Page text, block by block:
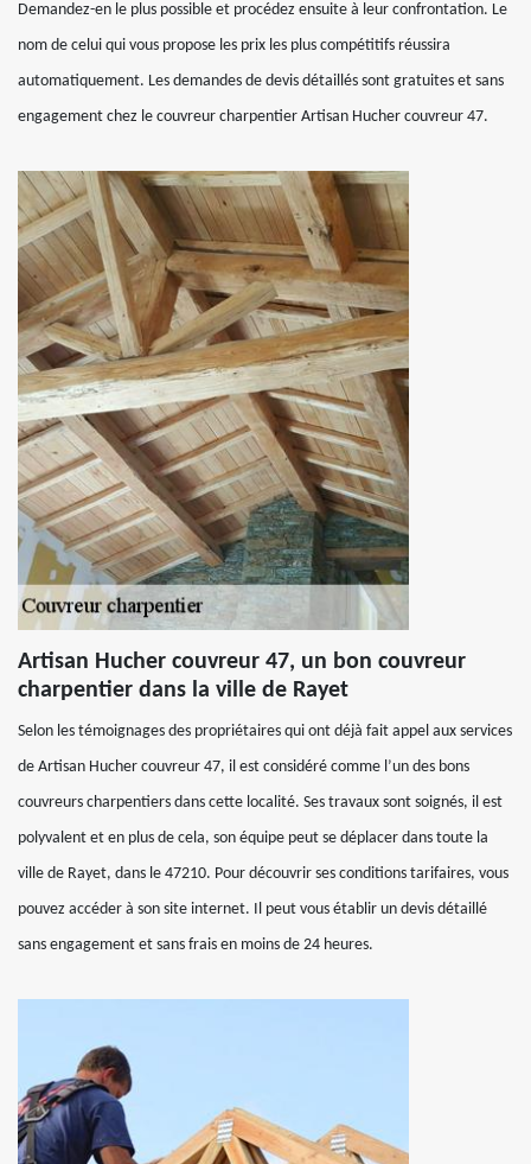
Demandez-en le plus possible et procédez ensuite à leur confrontation. Le
nom de celui qui vous propose les prix les plus compétitifs réussira
automatiquement. Les demandes de devis détaillés sont gratuites et sans
engagement chez le couvreur charpentier Artisan Hucher couvreur 47.
Artisan Hucher couvreur 47, un bon couvreur
charpentier dans la ville de Rayet
Selon les témoignages des propriétaires qui ont déjà fait appel aux services
de Artisan Hucher couvreur 47, il est considéré comme l’un des bons
couvreurs charpentiers dans cette localité. Ses travaux sont soignés, il est
polyvalent et en plus de cela, son équipe peut se déplacer dans toute la
ville de Rayet, dans le 47210. Pour découvrir ses conditions tarifaires, vous
pouvez accéder à son site internet. Il peut vous établir un devis détaillé
sans engagement et sans frais en moins de 24 heures.